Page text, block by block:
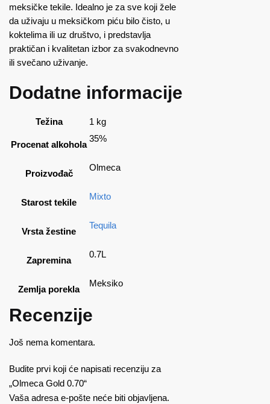
meksičke tekile. Idealno je za sve koji žele
da uživaju u meksičkom piću bilo čisto, u
koktelima ili uz društvo, i predstavlja
praktičan i kvalitetan izbor za svakodnevno
ili svečano uživanje.
Dodatne informacije
Težina 1 kg
Procenat alkohola
35%
Proizvođač
Olmeca
Starost tekile
Mixto
Vrsta žestine
Tequila
Zapremina
0.7L
Zemlja porekla
Meksiko
Recenzije
Još nema komentara.
Budite prvi koji će napisati recenziju za
„Olmeca Gold 0.70“
Vaša adresa e-pošte neće biti objavljena.